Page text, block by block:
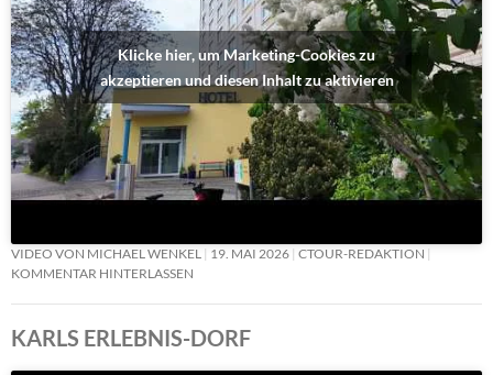
Klicke hier, um Marketing-Cookies zu
akzeptieren und diesen Inhalt zu aktivieren
VIDEO VON MICHAEL WENKEL 19. MAI 2026 CTOUR-REDAKTION
KOMMENTAR HINTERLASSEN
KARLS ERLEBNIS-DORF